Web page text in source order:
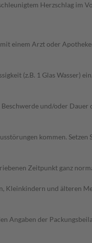
Herzschlag im
einem Arzt oder
(z.B. 1 Glas Wasser) ein.
und/oder
kommen.
Zeitpunkt ganz
Kleinkindern und älteren
Angaben der